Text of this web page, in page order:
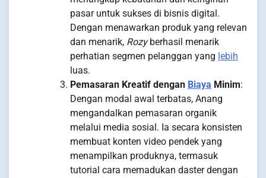
pasar untuk sukses di bisnis digital.
Dengan menawarkan produk yang relevan
dan menarik, Rozyberhasil menarik
perhatian segmen pelanggan yang lebih
luas.
Pemasaran Kreatif dengan Biaya Minim:
Dengan modal awal terbatas, Anang
mengandalkan pemasaran organik
melalui media sosial. Ia secara konsisten
membuat konten video pendek yang
menampilkan produknya, termasuk
tutorial cara memadukan daster dengan